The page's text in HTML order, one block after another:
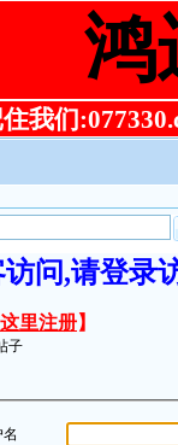
鸿
我们
访问,请登
里注册】
子